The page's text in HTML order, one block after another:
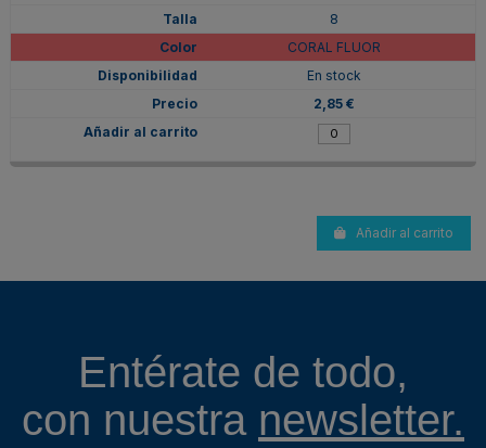
8
CORAL FLUOR
En stock
2,85 €
Añadir al carrito
Entérate de todo,
con nuestra newsletter.